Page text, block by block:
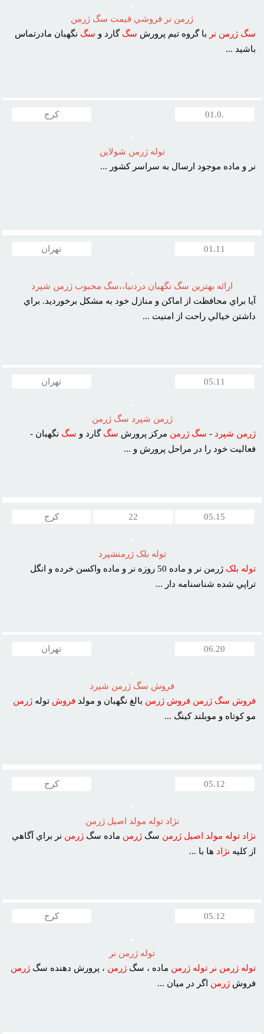
ژرمن نر فروشي قيمت سگ ژرمن
سگ ژرمن نر با گروه تيم پرورش سگ گارد و سگ نگهبان مادرتماس
باشيد ...
.01.0 کرج
توله ژرمن شولاين
نر و ماده موجود ارسال به سراسر کشور ...
01.11 تهران
ارائه بهترين سگ نگهبان دردنيا،،سگ محبوب ژرمن شپرد
آيا براي محافظت از اماکن و منازل خود به مشکل برخورديد. براي
داشتن خيالي راحت از امنيت ...
05.11 تهران
ژرمن شپرد سگ ژرمن
ژرمن شپرد - سگ ژرمن مرکز پرورش سگ گارد و سگ نگهبان -
فعاليت خود را در مراحل پرورش و ...
05.15
22 کرج
توله بلک ژرمنشپرد
توله بلک
ژرمن نر و ماده 50 روزه نر و ماده واکسن خرده و انگل
تراپي شده شناسنامه دار ...
06.20 تهران
فروش سگ ژرمن شپرد
فروش سگ ژرمن فروش ژرمن بالغ نگهبان و مولد فروش تولهژرمن
مو کوتاه و موبلند کينگ ...
05.12 کرج
نژاد توله مولد اصيل ژرمن
نژاد توله مولد اصيل ژرمن سگژرمن ماده سگژرمن نر براي آگاهي
از کليه نژاد ها با ...
05.12 کرج
توله ژرمن نر
توله ژرمن نر توله ژرمن ماده ، سگژرمن ، پرورش دهنده سگژرمن
فروشژرمن اگر در ميان ...